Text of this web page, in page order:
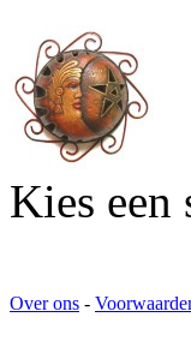
Kies een
Over ons -